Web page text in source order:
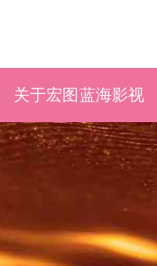
关于宏图蓝海影视